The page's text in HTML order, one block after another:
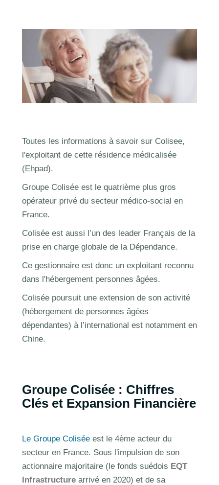
Toutes les informations à savoir sur Colisee,
l'exploitant de cette résidence médicalisée
(Ehpad).
Groupe Colisée est le quatrième plus gros
opérateur privé du secteur médico-social en
France.
Colisée est aussi l’un des leader Français de la
prise en charge globale de la Dépendance.
Ce gestionnaire est donc un exploitant reconnu
dans l'hébergement personnes âgées.
Colisée poursuit une extension de son activité
(hébergement de personnes âgées
dépendantes) à l’international est notamment en
Chine.
Groupe Colisée : Chiffres
Clés et Expansion Financière
Le Groupe Colisée est le 4ème acteur du
secteur en France. Sous l'impulsion de son
actionnaire majoritaire (le fonds suédois EQT
Infrastructure arrivé en 2020) et de sa